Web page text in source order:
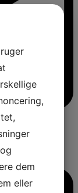
dem
eller